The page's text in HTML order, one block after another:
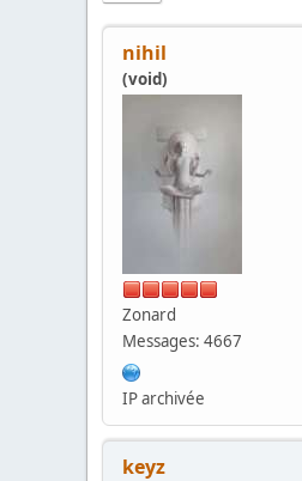
nihil
(void)
Zonard
Messages: 4667
IP archivée
keyz